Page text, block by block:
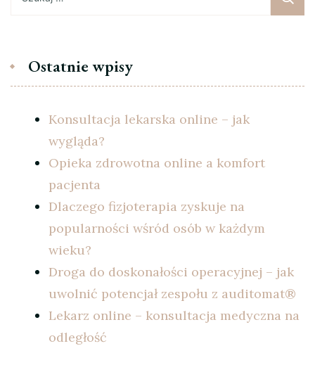
Ostatnie wpisy
Konsultacja lekarska online – jak
wygląda?
Opieka zdrowotna online a komfort
pacjenta
Dlaczego fizjoterapia zyskuje na
popularności wśród osób w każdym
wieku?
Droga do doskonałości operacyjnej – jak
uwolnić potencjał zespołu z auditomat®
Lekarz online – konsultacja medyczna na
odległość